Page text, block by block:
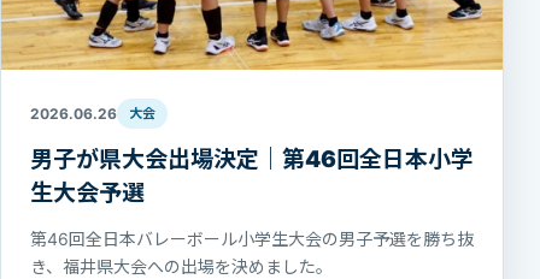
2026.06.26 大会
男子が県大会出場決定｜第46回全日本小学
生大会予選
第46回全日本バレーボール小学生大会の男子予選を勝ち抜
き、福井県大会への出場を決めました。